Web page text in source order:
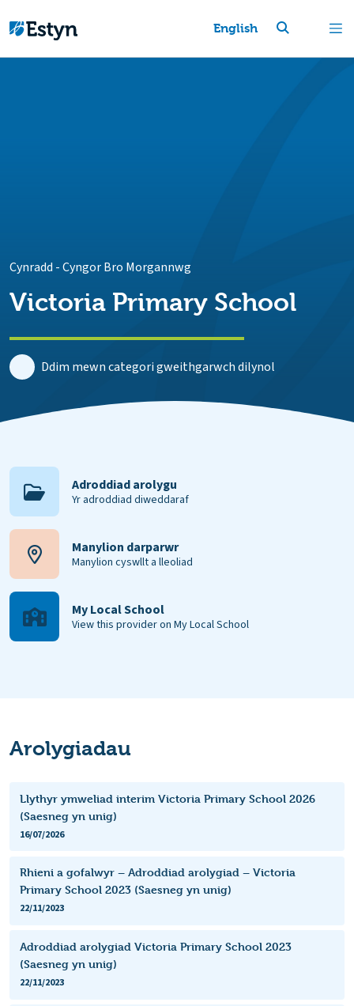
English
Cynradd -Cyngor Bro Morgannwg
Victoria Primary School
Ddim mewn categori gweithgarwch dilynol
Adroddiad arolygu
Yr adroddiad diweddaraf
Manylion darparwr
Manylion cyswllt a lleoliad
My Local School
View this provider on My Local School
Arolygiadau
Llythyr ymweliad interim Victoria Primary School 2026
(Saesneg yn unig)
16/07/2026
Rhieni a gofalwyr – Adroddiad arolygiad – Victoria
Primary School 2023 (Saesneg yn unig)
22/11/2023
Adroddiad arolygiad Victoria Primary School 2023
(Saesneg yn unig)
22/11/2023